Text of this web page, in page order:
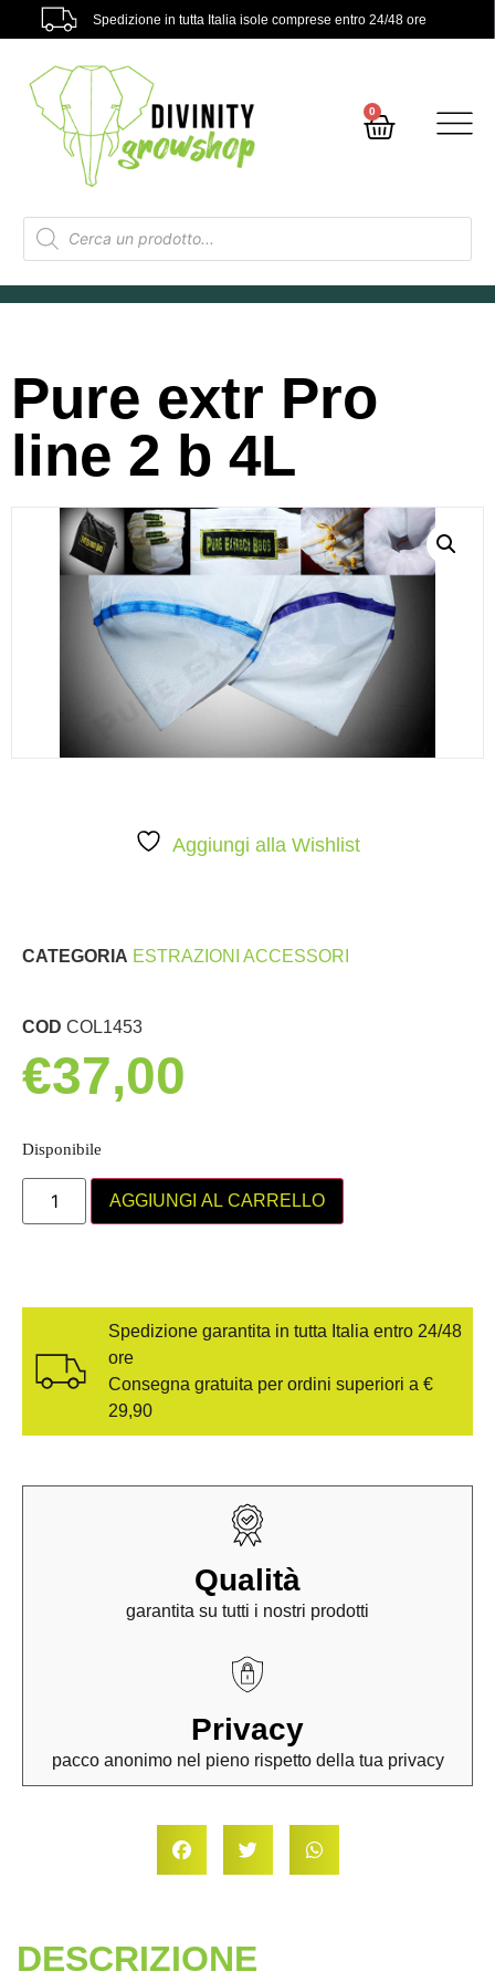
Spedizione in tutta Italia isole comprese entro 24/48 ore
0
Pure extr Pro
line 2 b 4L
Aggiungi alla Wishlist
CATEGORIA ESTRAZIONI ACCESSORI
COD COL1453
€37,00
Disponibile
AGGIUNGI AL CARRELLO
Spedizione garantita in tutta Italia entro 24/48
ore
Consegna gratuita per ordini superiori a €
29,90
Qualità
garantita su tutti i nostri prodotti
Privacy
pacco anonimo nel pieno rispetto della tua privacy
DESCRIZIONE